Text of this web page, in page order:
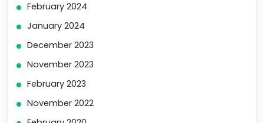
February 2024
January 2024
December 2023
November 2023
February 2023
November 2022